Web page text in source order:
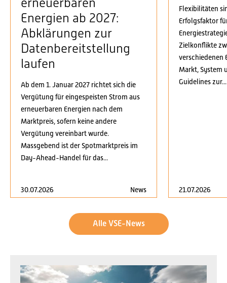
erneuerbaren
Energien ab 2027:
Abklärungen zur
Datenbereitstellung
laufen
Ab dem 1. Januar 2027 richtet sich die
Vergütung für eingespeisten Strom aus
erneuerbaren Energien nach dem
Marktpreis, sofern keine andere
Vergütung vereinbart wurde.
Massgebend ist der Spotmarktpreis im
Day-Ahead-Handel für das...
30.07.2026 News
Flexibilitäten
Erfolgsfaktor
Zielkonflikte
verschiedenen
Markt, System
Guidelines zur...
21.07.2026
Alle VSE-News